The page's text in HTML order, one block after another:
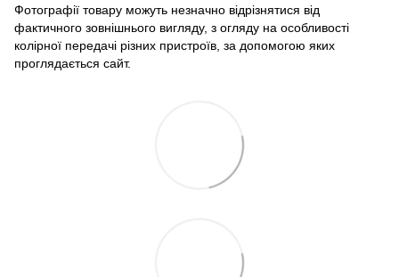
Фотографії товару можуть незначно відрізнятися від
фактичного зовнішнього вигляду, з огляду на особливості
колірної передачі різних пристроїв, за допомогою яких
проглядається сайт.